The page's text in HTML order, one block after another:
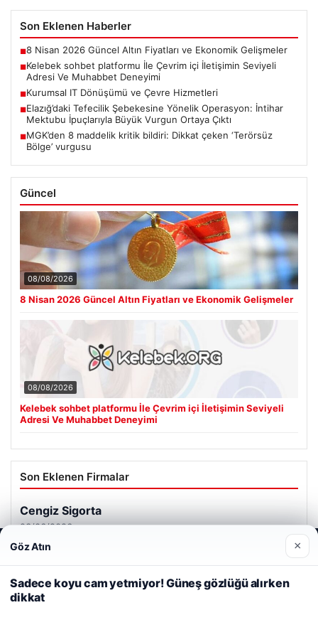
Son Eklenen Haberler
■8 Nisan 2026 Güncel Altın Fiyatları ve Ekonomik Gelişmeler
■Kelebek sohbet platformu İle Çevrim içi İletişimin Seviyeli
Adresi Ve Muhabbet Deneyimi
■Kurumsal IT Dönüşümü ve Çevre Hizmetleri
■Elazığ’daki Tefecilik Şebekesine Yönelik Operasyon: İntihar
Mektubu İpuçlarıyla Büyük Vurgun Ortaya Çıktı
■MGK’den 8 maddelik kritik bildiri: Dikkat çeken ‘Terörsüz
Bölge’ vurgusu
Güncel
08/08/2026
8 Nisan 2026 Güncel Altın Fiyatları ve Ekonomik Gelişmeler
08/08/2026
Kelebek sohbet platformu İle Çevrim içi İletişimin Seviyeli
Adresi Ve Muhabbet Deneyimi
Son Eklenen Firmalar
Web sitemizi nasıl kullandığınızı daha iyi anlayabilmek,
deneyiminizi kişiselleştirmek ve geliştirmek amacıyla çerezler
kullanıyoruz.
Çerez Politikamız
Reddet
Göz Atın ×
Sadece koyu cam yetmiyor! Güneş gözlüğü alırken
dikkat